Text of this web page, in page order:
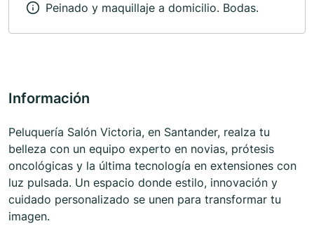
Peinado y maquillaje a domicilio. Bodas.
Información
Peluquería Salón Victoria, en Santander, realza tu
belleza con un equipo experto en novias, prótesis
oncológicas y la última tecnología en extensiones con
luz pulsada. Un espacio donde estilo, innovación y
cuidado personalizado se unen para transformar tu
imagen.